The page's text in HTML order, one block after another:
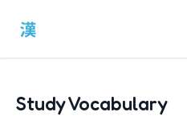
Study Vocabulary